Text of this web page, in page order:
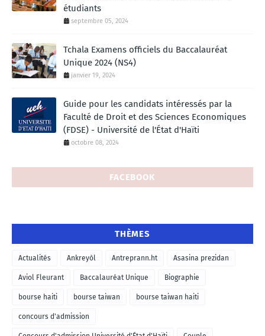
étudiants
septembre 05, 2024
Tchala Examens officiels du Baccalauréat
Unique 2024 (NS4)
janvier 19, 2024
Guide pour les candidats intéressés par la
Faculté de Droit et des Sciences Economiques
(FDSE) - Université de l'État d'Haïti
octobre 08, 2024
FACEBOOK
THÈMES
Actualités Ankreyòl Antreprann.ht Asasina prezidan
Aviol Fleurant Baccalauréat Unique Biographie
bourse haiti bourse taiwan bourse taiwan haiti
concours d'admission